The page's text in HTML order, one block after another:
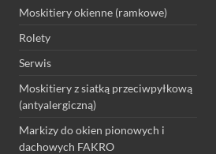
Moskitiery okienne (ramkowe)
Rolety
Serwis
Moskitiery z siatką przeciwpyłkową
(antyalergiczną)
Markizy do okien pionowych i
dachowych FAKRO